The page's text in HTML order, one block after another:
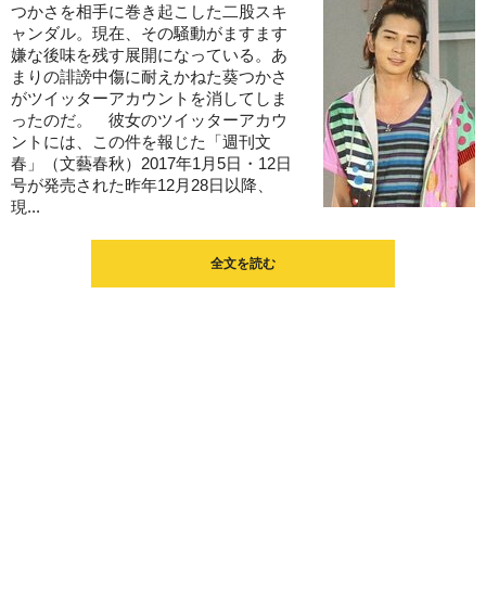
つかさを相手に巻き起こした二股スキ
ャンダル。現在、その騒動がますます
嫌な後味を残す展開になっている。あ
まりの誹謗中傷に耐えかねた葵つかさ
がツイッターアカウントを消してしま
ったのだ。 彼女のツイッターアカウ
ントには、この件を報じた「週刊文
春」（文藝春秋）2017年1月5日・12日
号が発売された昨年12月28日以降、
現...
全文を読む